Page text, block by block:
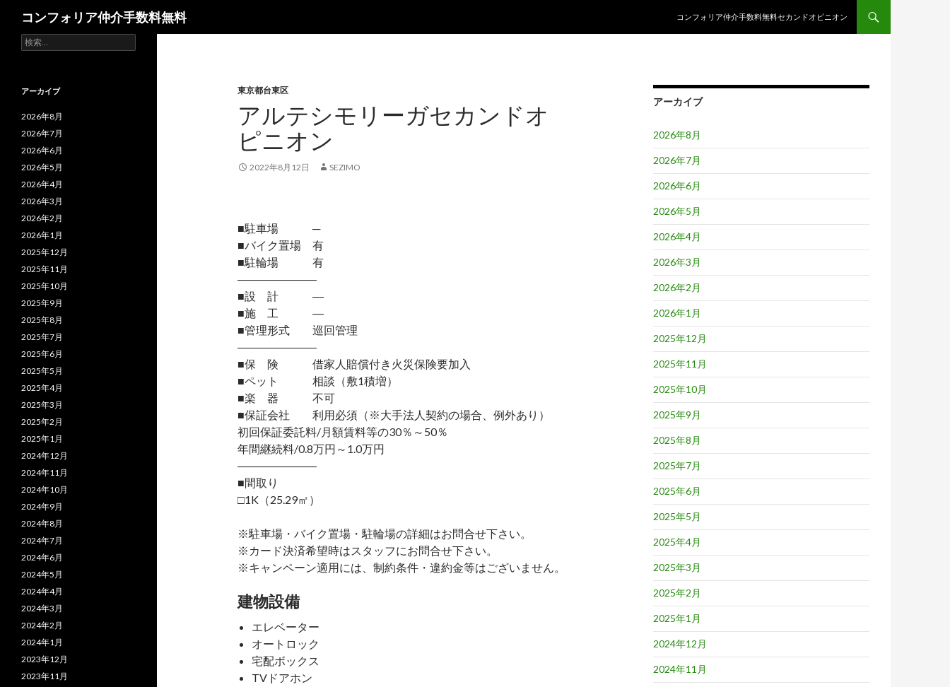
コンフォリア仲介手数料無料
コンフォリア仲介手数料無料セカンドオピニオン
東京都台東区
アルテシモリーガセカンドオ
ピニオン
2022年8月12日 SEZIMO
■駐車場 ─
■バイク置場 有
■駐輪場 有
―――――――
■設 計 ―
■施 工 ―
■管理形式 巡回管理
―――――――
■保 険 借家人賠償付き火災保険要加入
■ペット 相談（敷1積増）
■楽 器 不可
■保証会社 利用必須（※大手法人契約の場合、例外あり）
初回保証委託料/月額賃料等の30％～50％
年間継続料/0.8万円～1.0万円
―――――――
■間取り
□1K（25.29㎡）
※駐車場・バイク置場・駐輪場の詳細はお問合せ下さい。
※カード決済希望時はスタッフにお問合せ下さい。
※キャンペーン適用には、制約条件・違約金等はございません。
建物設備
エレベーター
オートロック
宅配ボックス
TVドアホン
アーカイブ
2026年8月
2026年7月
2026年6月
2026年5月
2026年4月
2026年3月
2026年2月
2026年1月
2025年12月
2025年11月
2025年10月
2025年9月
2025年8月
2025年7月
2025年6月
2025年5月
2025年4月
2025年3月
2025年2月
2025年1月
2024年12月
2024年11月
検
索:
アーカイブ
2026年8月
2026年7月
2026年6月
2026年5月
2026年4月
2026年3月
2026年2月
2026年1月
2025年12月
2025年11月
2025年10月
2025年9月
2025年8月
2025年7月
2025年6月
2025年5月
2025年4月
2025年3月
2025年2月
2025年1月
2024年12月
2024年11月
2024年10月
2024年9月
2024年8月
2024年7月
2024年6月
2024年5月
2024年4月
2024年3月
2024年2月
2024年1月
2023年12月
2023年11月